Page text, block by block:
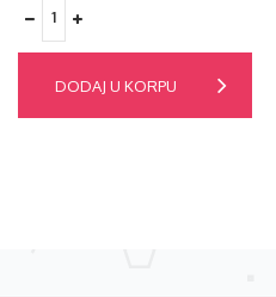
DODAJ U KORPU